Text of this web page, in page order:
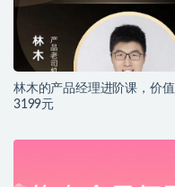
林木的产品经理进阶课，价值
3199元